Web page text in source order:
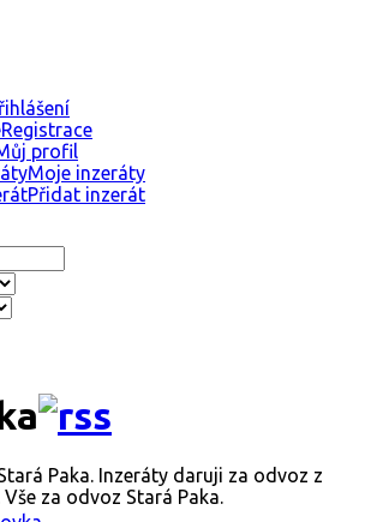
Registrace
profil
Moje inzeráty
Přidat inzerát
Paka. Inzeráty daruji za odvoz z
za odvoz Stará Paka.